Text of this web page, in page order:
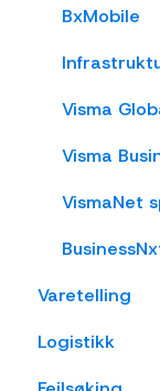
Etiketter
Utlevering
Varer
Innkjøp
BxMobile
Visma
Visma
VismaNet
Varetelling
Logistikk